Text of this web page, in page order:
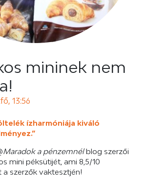
mininek nem
13:56
ízharmóniája kiváló
Maradok a pénzemnélblog szerzői
mini péksütijét, ami 8,5/10
szerzők vaktesztjén!